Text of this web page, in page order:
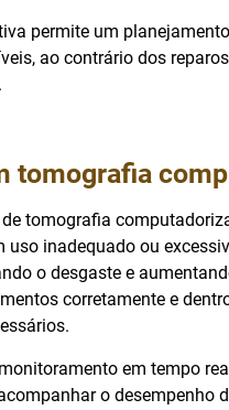
permite um
ao contrário dos
tomografia
tomografia
uso inadequado ou
o desgaste e
corretamente e
em tempo
o desempenho